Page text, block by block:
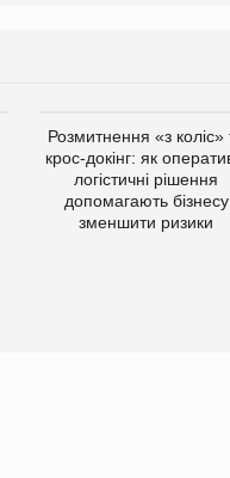
Розмитнення «з коліс»
крос-докінг: як
логістичні рішення
допомагають бізнесу
зменшити ризики